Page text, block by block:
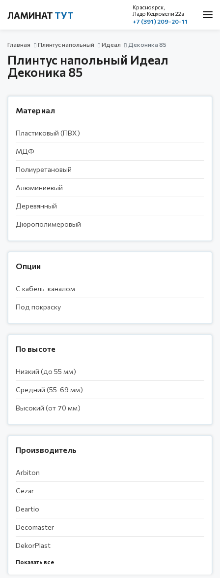
ЛАМИНАТ ТУТ
Красноярск,
Ладо Кецховели 22a
+7 (391) 209-20-11
Каталог
Акции
Доставка и оплата
Cтатьи
Контакты
Красноярск, ул. Ладо Кецховели 22а
+7 (391) 209-20-11
обратный звонок
с 10.00 до 19.00
без выходных
Главная Плинтус напольный Идеал Деконика 85
Плинтус напольный Идеал
Деконика 85
Материал
Пластиковый (ПВХ)
МДФ
Полиуретановый
Алюминиевый
Деревянный
Дюрополимеровый
Опции
С кабель-каналом
Под покраску
По высоте
Низкий (до 55 мм)
Средний (55-69 мм)
Высокий (от 70 мм)
Производитель
Arbiton
Сezar
Deartio
Decomaster
DekorPlast